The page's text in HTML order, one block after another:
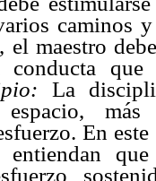
caminos
el maestro
conducta
La
más
En
entiendan